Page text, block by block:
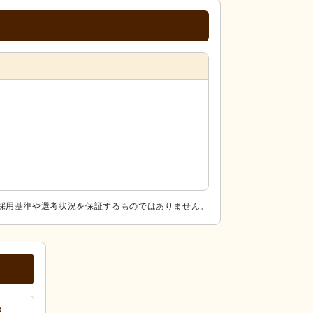
基準や選考状況を保証するものではありません。